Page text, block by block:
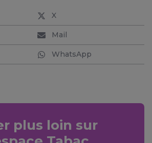
X
Mail
WhatsApp
plus loin sur